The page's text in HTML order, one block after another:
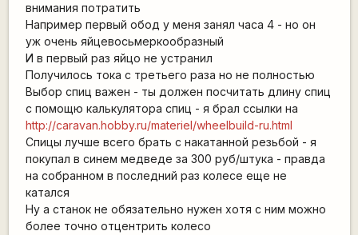
внимания потратить
Например первый обод у меня занял часа 4 - но он
уж очень яйцевосьмеркообразный
И в первый раз яйцо не устранил
Получилось тока с третьего раза но не полностью
Выбор спиц важен - ты должен посчитать длину спиц
с помощю калькулятора спиц - я брал ссылки на
http://caravan.hobby.ru/materiel/wheelbuild-ru.html
Спицы лучше всего брать с накатанной резьбой - я
покупал в синем медведе за 300 руб/штука - правда
на собранном в последний раз колесе еще не
катался
Ну а станок не обязательно нужен хотя с ним можно
более точно отцентрить колесо